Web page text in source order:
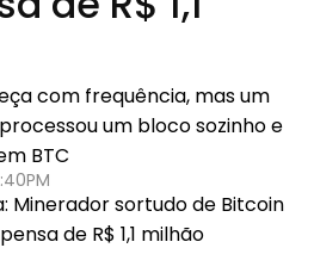
com frequência, mas um
um bloco sozinho e
BTC